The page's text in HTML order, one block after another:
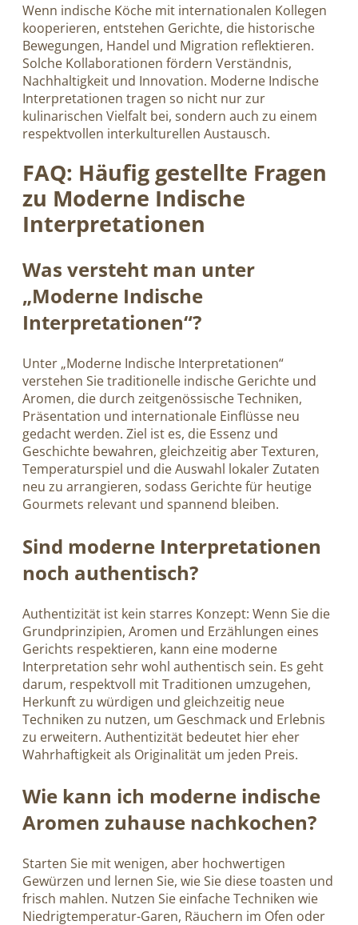
Wenn indische Köche mit internationalen Kollegen
kooperieren, entstehen Gerichte, die historische
Bewegungen, Handel und Migration reflektieren.
Solche Kollaborationen fördern Verständnis,
Nachhaltigkeit und Innovation. Moderne Indische
Interpretationen tragen so nicht nur zur
kulinarischen Vielfalt bei, sondern auch zu einem
respektvollen interkulturellen Austausch.
FAQ: Häufig gestellte Fragen
zu Moderne Indische
Interpretationen
Was versteht man unter
„Moderne Indische
Interpretationen“?
Unter „Moderne Indische Interpretationen“
verstehen Sie traditionelle indische Gerichte und
Aromen, die durch zeitgenössische Techniken,
Präsentation und internationale Einflüsse neu
gedacht werden. Ziel ist es, die Essenz und
Geschichte bewahren, gleichzeitig aber Texturen,
Temperaturspiel und die Auswahl lokaler Zutaten
neu zu arrangieren, sodass Gerichte für heutige
Gourmets relevant und spannend bleiben.
Sind moderne Interpretationen
noch authentisch?
Authentizität ist kein starres Konzept: Wenn Sie die
Grundprinzipien, Aromen und Erzählungen eines
Gerichts respektieren, kann eine moderne
Interpretation sehr wohl authentisch sein. Es geht
darum, respektvoll mit Traditionen umzugehen,
Herkunft zu würdigen und gleichzeitig neue
Techniken zu nutzen, um Geschmack und Erlebnis
zu erweitern. Authentizität bedeutet hier eher
Wahrhaftigkeit als Originalität um jeden Preis.
Wie kann ich moderne indische
Aromen zuhause nachkochen?
Starten Sie mit wenigen, aber hochwertigen
Gewürzen und lernen Sie, wie Sie diese toasten und
frisch mahlen. Nutzen Sie einfache Techniken wie
Niedrigtemperatur-Garen, Räuchern im Ofen oder